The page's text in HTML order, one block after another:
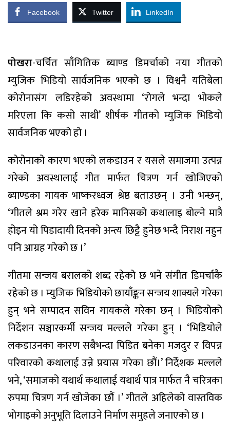
Facebook Twitter LinkedIn
पोखरा-चर्चित साँगितिक ब्याण्ड डिमर्चाको नया गीतको
म्युजिक भिडियो सार्वजनिक भएको छ । विश्वनै यतिबेला
कोरोनासंग लडिरहेको अवस्थामा ‘रोगले भन्दा भोकले
मरिएला कि कसो साथी’ शीर्षक गीतको म्युजिक भिडियो
सार्वजनिक भएको हो ।
कोरोनाको कारण भएको लकडाउन र यसले समाजमा उत्पन्न
गरेको अवस्थालाई गीत मार्फत चित्रण गर्न खोजिएको
ब्याण्डका गायक भाष्करध्वज श्रेष्ठ बताउछन् । उनी भन्छन्,
‘गीतले श्रम गरेर खाने हरेक मानिसको कथालाइ बोल्ने मात्रै
होइन यो पिडादायी दिनको अन्त्य छिट्टै हुनेछ भन्दै निराश नहुन
पनि आग्रह गरेको छ ।’
गीतमा सन्जय बरालको शब्द रहेको छ भने संगीत डिमर्चाकै
रहेको छ । म्युजिक भिडियोको छायाँङ्कन सन्जय शाक्यले गरेका
हुन् भने सम्पादन सविन गायकले गरेका छन् । भिडियोको
निर्देशन सञ्चारकर्मी सन्जय मल्लले गरेका हुन् । ‘भिडियोले
लकडाउनका कारण सबैभन्दा पिडित बनेका मजदुर र विपन्न
परिवारको कथालाई उन्ने प्रयास गरेका छौं।’ निर्देशक मल्लले
भने, ‘समाजको यथार्थ कथालाई यथार्थ पात्र मार्फत नै चरित्रका
रुपमा चित्रण गर्न खोजेका छौं ।’ गीतले अहिलेको वास्तविक
भोगाइको अनुभूति दिलाउने निर्माण समुहले जनाएको छ ।